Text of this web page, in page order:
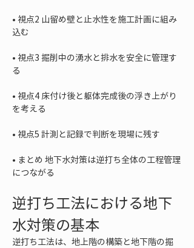
• 視点2 山留め壁と止水性を施工計画に組み
• 視点3 掘削中の湧水と排水を安全に管理す
• 視点4 床付け後と躯体完成後の浮き上がり
•
• まとめ 地下水対策は逆打ち全体の工程管理
につながる
逆打ち工法における地下
水対策の基本
逆打ち工法は、地上階の構築と地下階の掘